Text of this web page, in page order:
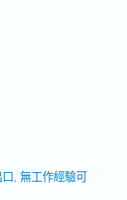
無工作經驗可